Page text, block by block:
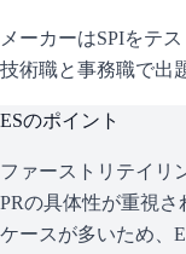
メーカーはSPIをテ
技術職と事務職で出
ESのポイント
ファーストリテイリ
PRの具体性が重視さ
ケースが多いため、